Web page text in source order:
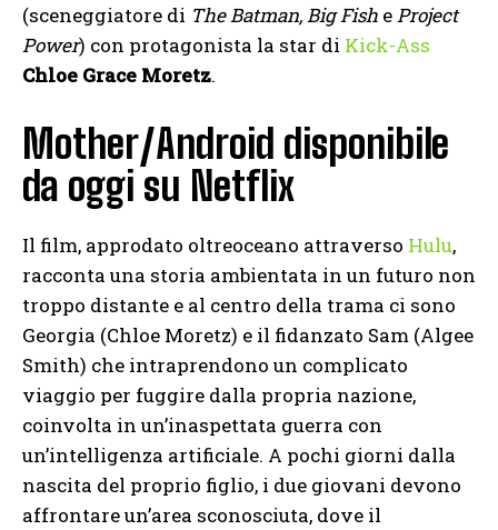
(sceneggiatore di The Batman, Big Fish eProject
Power) con protagonista la star di Kick-Ass
Chloe Grace Moretz.
Mother/Android disponibile
da oggi su Netflix
Il film, approdato oltreoceano attraverso Hulu,
racconta una storia ambientata in un futuro non
troppo distante e al centro della trama ci sono
Georgia (Chloe Moretz) e il fidanzato Sam (Algee
Smith) che intraprendono un complicato
viaggio per fuggire dalla propria nazione,
coinvolta in un’inaspettata guerra con
un’intelligenza artificiale. A pochi giorni dalla
nascita del proprio figlio, i due giovani devono
affrontare un’area sconosciuta, dove il